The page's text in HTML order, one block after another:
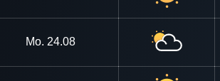
Mo. 24.08